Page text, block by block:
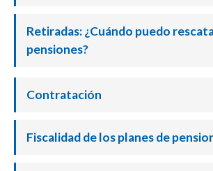
Retiradas: ¿Cuándo puedo
pensiones?
Contratación
Fiscalidad de los planes de